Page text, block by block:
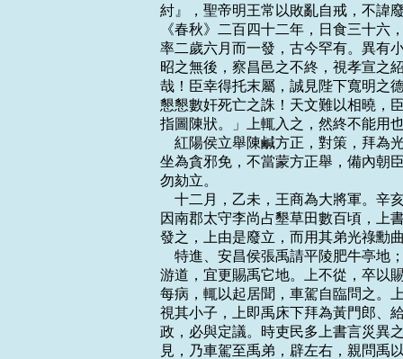
紂』，聖帝明王常以敗亂自戒，不諱
《春秋》二百四十二年，日食三十六
率二歲六月而一發，古今罕有。異有
昭之無後，察昌邑之不終，視孝宣之
哉！臣幸得托末屬，誠見陛下寬明之
懇懇數奸死亡之誅！天文難以相曉，
指圖陳狀。」上輒入之，然終不能用
紅陽侯立舉陳鹹方正，對策，拜
坐為貪邪免，不當蒙方正舉，備內朝
勿劾立。
十二月，乙未，王商為大將軍。
因南郡太守李尚占墾草田數百頃，上
發之，上由是廢立，而用其弟光祿勳
特進、安昌侯張禹請平陵肥牛亭
游道，宜更賜禹它地。上不從，卒以
每病，輒以起居聞，車駕自臨問之。
視其小子，上即禹床下拜為黃門郎、
政，必與定議。時吏民多上書言災異
見，乃車駕至禹弟，辟左右，親問禹